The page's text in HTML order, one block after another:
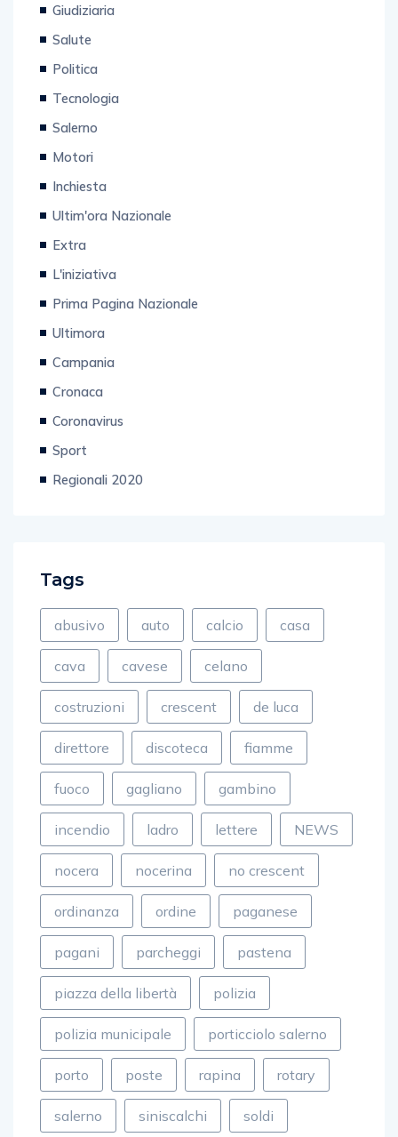
Giudiziaria
Salute
Politica
Tecnologia
Salerno
Motori
Inchiesta
Ultim'ora Nazionale
Extra
L'iniziativa
Prima Pagina Nazionale
Ultimora
Campania
Cronaca
Coronavirus
Sport
Regionali 2020
Tags
abusivo auto calcio casa
cava cavese celano
costruzioni crescent de luca
direttore discoteca fiamme
fuoco gagliano gambino
incendio ladro lettere NEWS
nocera nocerina no crescent
ordinanza ordine paganese
pagani parcheggi pastena
piazza della libertà polizia
polizia municipale porticciolo salerno
porto poste rapina rotary
salerno siniscalchi soldi